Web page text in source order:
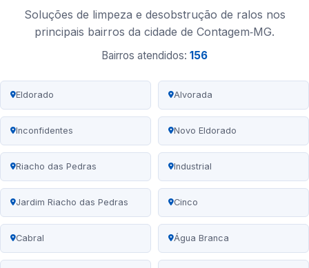
Soluções de limpeza e desobstrução de ralos nos
principais bairros da cidade de Contagem‑MG.
Bairros atendidos: 156
Eldorado Alvorada
Inconfidentes Novo Eldorado
Riacho das Pedras Industrial
Jardim Riacho das Pedras Cinco
Cabral Água Branca